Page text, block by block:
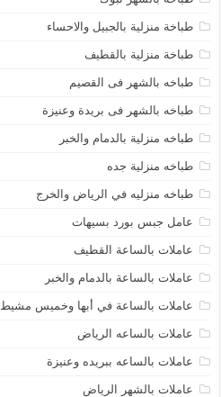
طباخة منزلية بالجبيل والاحساء
طباخة منزلية بالقطيف
طباخه بالشهر فى القصيم
طباخه بالشهر فى بريدة وعنيزة
طباخه منزلية بالدمام والخبر
طباخه منزلية جده
طباخه منزليه في الرياض والخرج
عامل جبس بورد بسيهات
عاملات بالساعة القطيف
عاملات بالساعة بالدمام والخبر
عاملات بالساعة في أبها وخميس مشيط
عاملات بالساعه الرياض
عاملات بالساعه ببريده وعنيزة
عاملات بالشهر الرياض